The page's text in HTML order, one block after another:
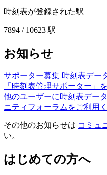
時刻表が登録された駅
7894 / 10623 駅
お知らせ
サポーター募集 時刻表デー
「時刻表管理サポーター」
他のユーザーに時刻表デー
ニティフォーラムをご利用く
その他のお知らせは コミュ
い。
はじめての方へ